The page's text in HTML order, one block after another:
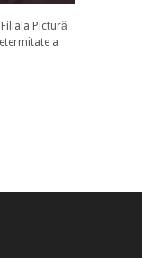
Pictură
a